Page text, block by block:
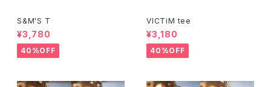
S&M'S T
¥3,780
40%OFF
VICTiM tee
¥3,180
40%OFF